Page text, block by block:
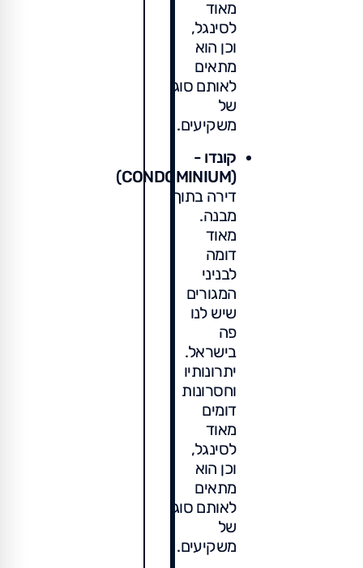
מאוד
לסינגל,
וכן הוא
מתאים
לאותם סוג
של
משקיעים.
קונדו -
(CONDOMINIUM)
דירה בתוך
מבנה.
מאוד
דומה
לבניני
המגורים
שיש לנו
פה
בישראל.
יתרונותיו
וחסרונות
דומים
מאוד
לסינגל,
וכן הוא
מתאים
לאותם סוג
של
משקיעים.